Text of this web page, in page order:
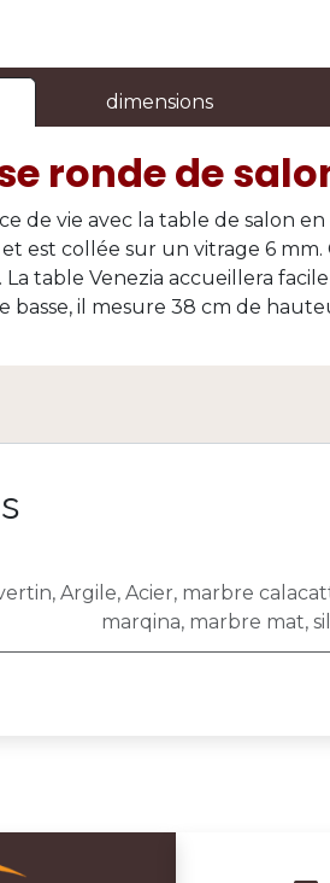
dimensions
ronde de
de vie avec la table de salon
est collée sur un vitrage 6 mm.
La table Venezia accueillera
basse, il mesure 38 cm de
, Argile, Acier, marbre
marqina, marbre mat,